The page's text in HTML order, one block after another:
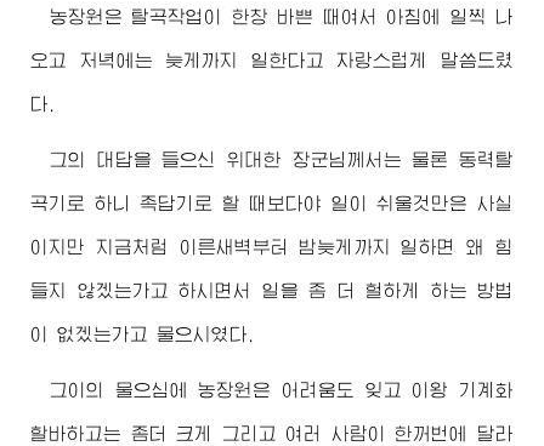
농장원은 탈곡작업이 한창 바쁜 때여서 아침에 일찍 나
오고 저녁에는 늦게까지 일한다고 자랑스럽게 말씀드렸
다.
그의 대답을 들으신 위대한 장군님께서 는 물론 동력탈
곡기로 하니 족답기로 할 때보다야 일이 쉬울것만은 사실
이지만 지금처럼 이른새벽부터 밤늦게까지 일하면 왜 힘
들지 않겠는가고 하시면서 일을 좀 더 헐하게 하는 방법
이 없겠는가고 물으시였다.
그이의 물으심에 농장원은 어려움도 잊고 이왕 기계화
할바하고는 좀더 크게 그리고 여러 사람이 한꺼번에 달라